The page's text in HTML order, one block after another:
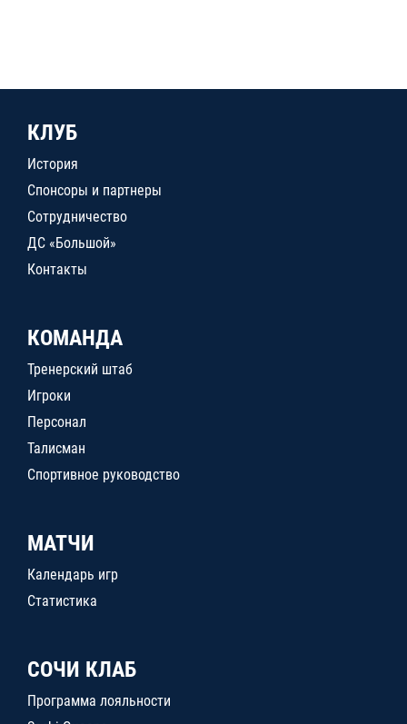
КЛУБ
История
Спонсоры и партнеры
Сотрудничество
ДС «Большой»
Контакты
КОМАНДА
Тренерский штаб
Игроки
Персонал
Талисман
Спортивное руководство
МАТЧИ
Календарь игр
Статистика
СОЧИ КЛАБ
Программа лояльности